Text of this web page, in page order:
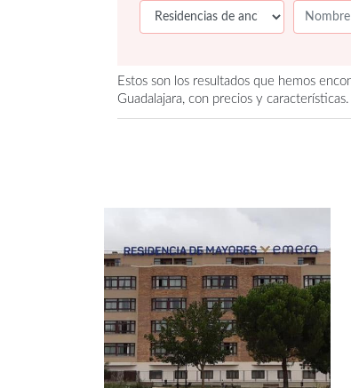
Estos son los resultados que hemos
Guadalajara, con precios y características.